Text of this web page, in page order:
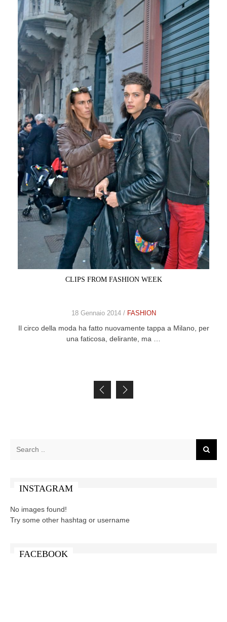
CLIPS FROM FASHION WEEK
18 Gennaio 2014 / FASHION
Il circo della moda ha fatto nuovamente tappa a Milano, per
una faticosa, delirante, ma …
INSTAGRAM
No images found!
Try some other hashtag or username
FACEBOOK